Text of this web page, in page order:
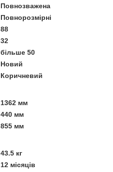
Повнозважена
Повнорозмірні
88
32
більше 50
Новий
Коричневий
1362 мм
440 мм
855 мм
43.5 кг
12 місяців